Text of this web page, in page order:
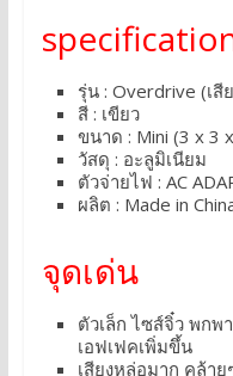
รุ่น : Overdrive (เสี
สี : เขียว
ขนาด : Mini (3 x 3
วัสดุ : อะลูมิเนียม
ตัวจ่ายไฟ : AC
ผลิต : Made in
จุดเด่น
ตัวเล็ก ไซส์จิ๋ว พก
เอฟเฟคเพิ่มขึ้น
เสียงหล่อมาก คล้า